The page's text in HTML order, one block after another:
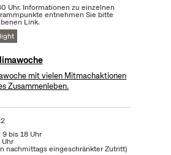
Uhr. Informationen zu einzelnen
entnehmen Sie bitte
Link.
mit vielen Mitmachaktionen
Zusammenleben.
bis 18 Uhr
nachmittags eingeschränkter Zutritt)